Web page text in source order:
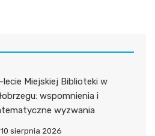
lecie Miejskiej Biblioteki w
wspomnienia i
wyzwania
10 sierpnia 2026